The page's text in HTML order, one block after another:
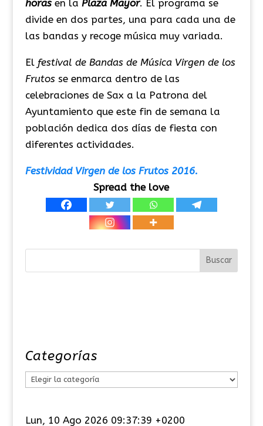
horas en la Plaza Mayor. El programa se
divide en dos partes, una para cada una de
las bandas y recoge música muy variada.
El festival de Bandas de Música Virgen de los
Frutosse enmarca dentro de las
celebraciones de Sax a la Patrona del
Ayuntamiento que este fin de semana la
población dedica dos días de fiesta con
diferentes actividades.
Festividad Virgen de los Frutos 2016.
Spread the love
Categorías
Lun, 10 Ago 2026 09:37:40 +0200